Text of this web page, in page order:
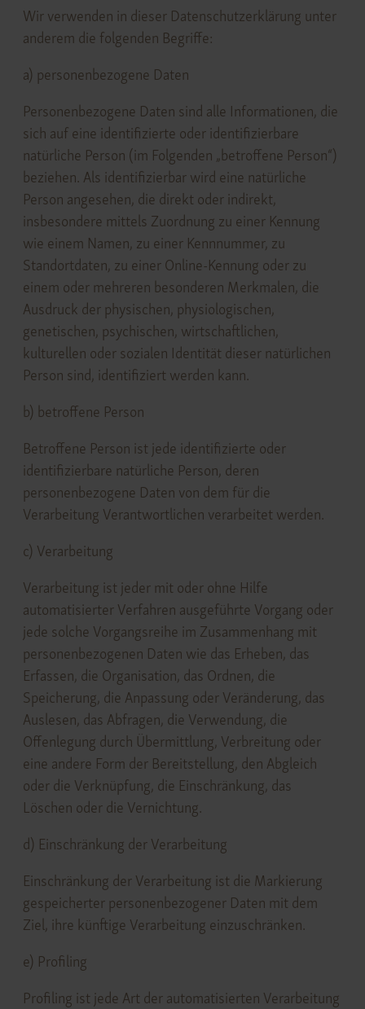
Wir verwenden in dieser Datenschutzerklärung unter
anderem die folgenden Begriffe:
a) personenbezogene Daten
Personenbezogene Daten sind alle Informationen, die
sich auf eine identifizierte oder identifizierbare
natürliche Person (im Folgenden „betroffene Person“)
beziehen. Als identifizierbar wird eine natürliche
Person angesehen, die direkt oder indirekt,
insbesondere mittels Zuordnung zu einer Kennung
wie einem Namen, zu einer Kennnummer, zu
Standortdaten, zu einer Online-Kennung oder zu
einem oder mehreren besonderen Merkmalen, die
Ausdruck der physischen, physiologischen,
genetischen, psychischen, wirtschaftlichen,
kulturellen oder sozialen Identität dieser natürlichen
Person sind, identifiziert werden kann.
b) betroffene Person
Betroffene Person ist jede identifizierte oder
identifizierbare natürliche Person, deren
personenbezogene Daten von dem für die
Verarbeitung Verantwortlichen verarbeitet werden.
c) Verarbeitung
Verarbeitung ist jeder mit oder ohne Hilfe
automatisierter Verfahren ausgeführte Vorgang oder
jede solche Vorgangsreihe im Zusammenhang mit
personenbezogenen Daten wie das Erheben, das
Erfassen, die Organisation, das Ordnen, die
Speicherung, die Anpassung oder Veränderung, das
Auslesen, das Abfragen, die Verwendung, die
Offenlegung durch Übermittlung, Verbreitung oder
eine andere Form der Bereitstellung, den Abgleich
oder die Verknüpfung, die Einschränkung, das
Löschen oder die Vernichtung.
d) Einschränkung der Verarbeitung
Einschränkung der Verarbeitung ist die Markierung
gespeicherter personenbezogener Daten mit dem
Ziel, ihre künftige Verarbeitung einzuschränken.
e) Profiling
Profiling ist jede Art der automatisierten Verarbeitung